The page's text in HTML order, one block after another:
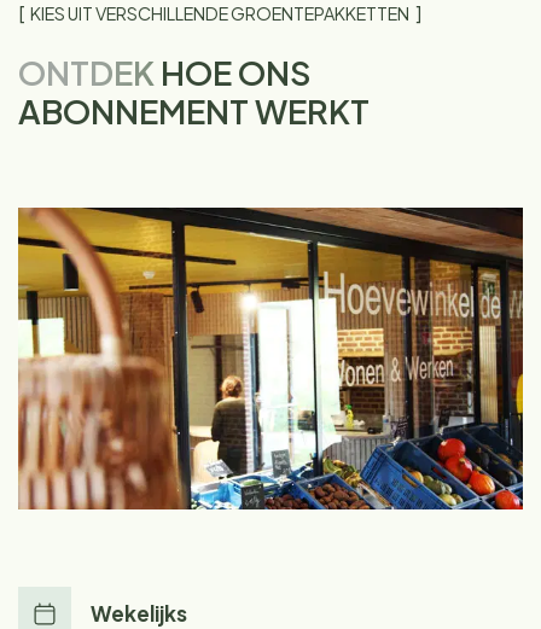
KIES UIT VERSCHILLENDE GROENTEPAKKETTEN
ONTDEK HOE ONS
ABONNEMENT WERKT
Wekelijks